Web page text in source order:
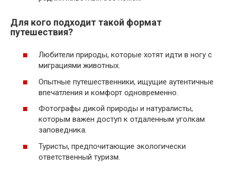
Для кого подходит такой формат
путешествия?
Любители природы, которые хотят идти в ногу с
миграциями животных.
Опытные путешественники, ищущие аутентичные
впечатления и комфорт одновременно.
Фотографы дикой природы и натуралисты,
которым важен доступ к отдаленным уголкам
заповедника.
Туристы, предпочитающие экологически
ответственный туризм.